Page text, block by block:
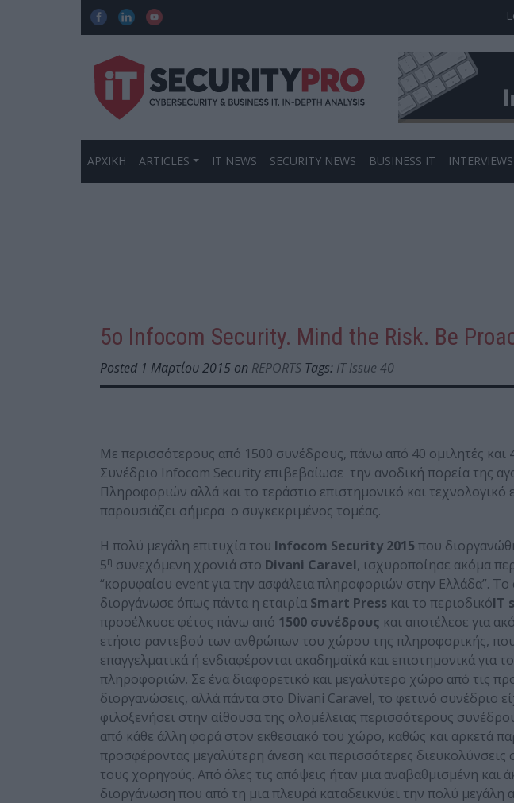
ΑΡΧΙΚΗ ARTICLES IT NEWS SECURITY NEWS BUSINESS IT INTERVIEWS
5o Infocom Security. Mind the Risk. Be
Posted 1 Μαρτίου 2015 on REPORTS Tags: IT issue 40
Με περισσότερους από 1500 συνέδρους, πάνω από 40 ομιλητές και
Συνέδριο Infocom Security επιβεβαίωσε την ανοδική πορεία της
Πληροφοριών αλλά και το τεράστιο επιστημονικό και τεχνολογικό
παρουσιάζει σήμερα ο συγκεκριμένος τομέας.
Η πολύ μεγάλη επιτυχία του Infocom Security 2015 που
5η συνεχόμενη χρονιά στο Divani Caravel, ισχυροποίησε ακόμα
“κορυφαίου event για την ασφάλεια πληροφοριών στην Ελλάδα”.
διοργάνωσε όπως πάντα η εταιρία Smart Press και το περιοδικόIT
προσέλκυσε φέτος πάνω από 1500 συνέδρους και αποτέλεσε για
ετήσιο ραντεβού των ανθρώπων του χώρου της πληροφορικής,
επαγγελματικά ή ενδιαφέρονται ακαδημαϊκά και επιστημονικά για
πληροφοριών. Σε ένα διαφορετικό και μεγαλύτερο χώρο από τις
διοργανώσεις, αλλά πάντα στο Divani Caravel, το φετινό συνέδριο
φιλοξενήσει στην αίθουσα της ολομέλειας περισσότερους
από κάθε άλλη φορά στον εκθεσιακό του χώρο, καθώς και αρκετά
προσφέροντας μεγαλύτερη άνεση και περισσότερες διευκολύνσεις
τους χορηγούς. Από όλες τις απόψεις ήταν μια αναβαθμισμένη και
διοργάνωση που από τη μια πλευρά καταδεικνύει την πολύ μεγάλη